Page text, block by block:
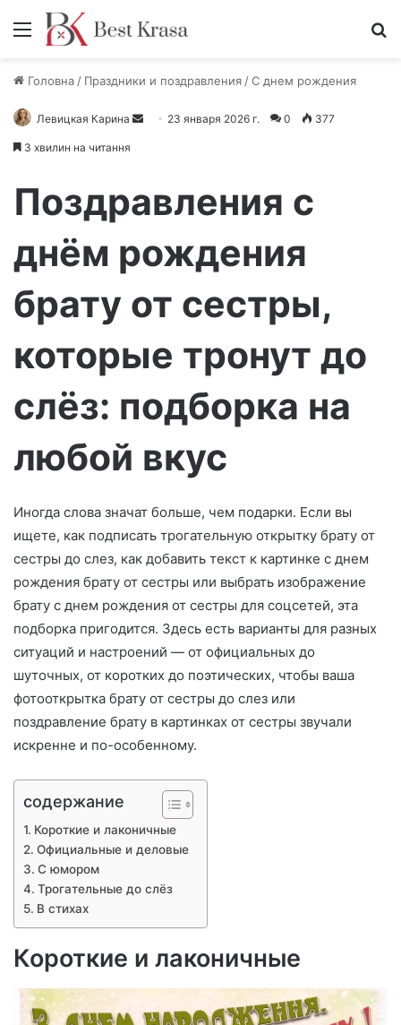
Меню
Головна / Праздники и поздравления /С днем рождения
Левицкая Карина
а
и
т
п
м
о
23 января 2026 г. 0 377
3 хвилин на читання
Поздравления с
днём рождения
брату от сестры,
которые тронут до
слёз: подборка на
любой вкус
Иногда слова значат больше, чем подарки. Если вы
ищете, как подписать трогательную открытку брату от
сестры до слез, как добавить текст к картинке с днем
рождения брату от сестры или выбрать изображение
брату с днем рождения от сестры для соцсетей, эта
подборка пригодится. Здесь есть варианты для разных
ситуаций и настроений — от официальных до
шуточных, от коротких до поэтических, чтобы ваша
фотооткрытка брату от сестры до слез или
поздравление брату в картинках от сестры звучали
искренне и по-особенному.
содержание
Короткие и лаконичные
Официальные и деловые
С юмором
Трогательные до слёз
В стихах
Короткие и лаконичные